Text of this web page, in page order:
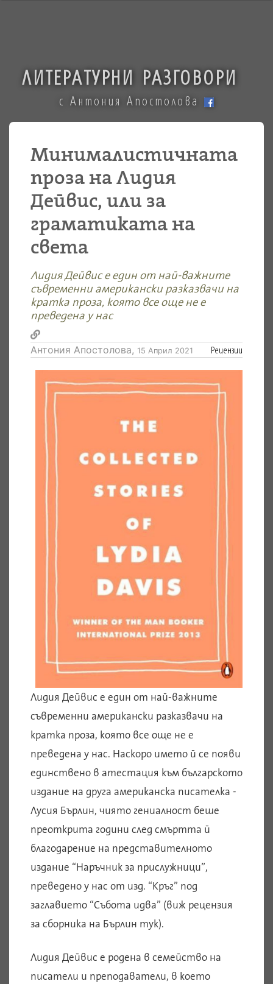
ЛИТЕРАТУРНИ РАЗГОВОРИ
с Антония Апостолова
Минималистичната
проза на Лидия
Дейвис, или за
граматиката на
света
Лидия Дейвис е един от най-важните
съвременни американски разказвачи на
кратка проза, която все още не е
преведена у нас
Антония Апостолова, 15 Април 2021 Рецензии
Лидия Дейвис е един от най-важните
съвременни американски разказвачи на
кратка проза, която все още не е
преведена у нас. Наскоро името й се появи
единствено в атестация към българското
издание на друга американска писателка -
Лусия Бърлин, чиято гениалност беше
преоткрита години след смъртта й
благодарение на представителното
издание “Наръчник за прислужници”,
преведено у нас от изд. “Кръг” под
заглавието “Събота идва” (виж рецензия
за сборника на Бърлин тук).
Лидия Дейвис е родена в семейство на
писатели и преподаватели, в което